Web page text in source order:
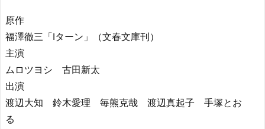
原作
福澤徹三「Iターン」（文春文庫刊）
主演
ムロツヨシ 古田新太
出演
渡辺大知 鈴木愛理 毎熊克哉 渡辺真起子 手塚とお
る